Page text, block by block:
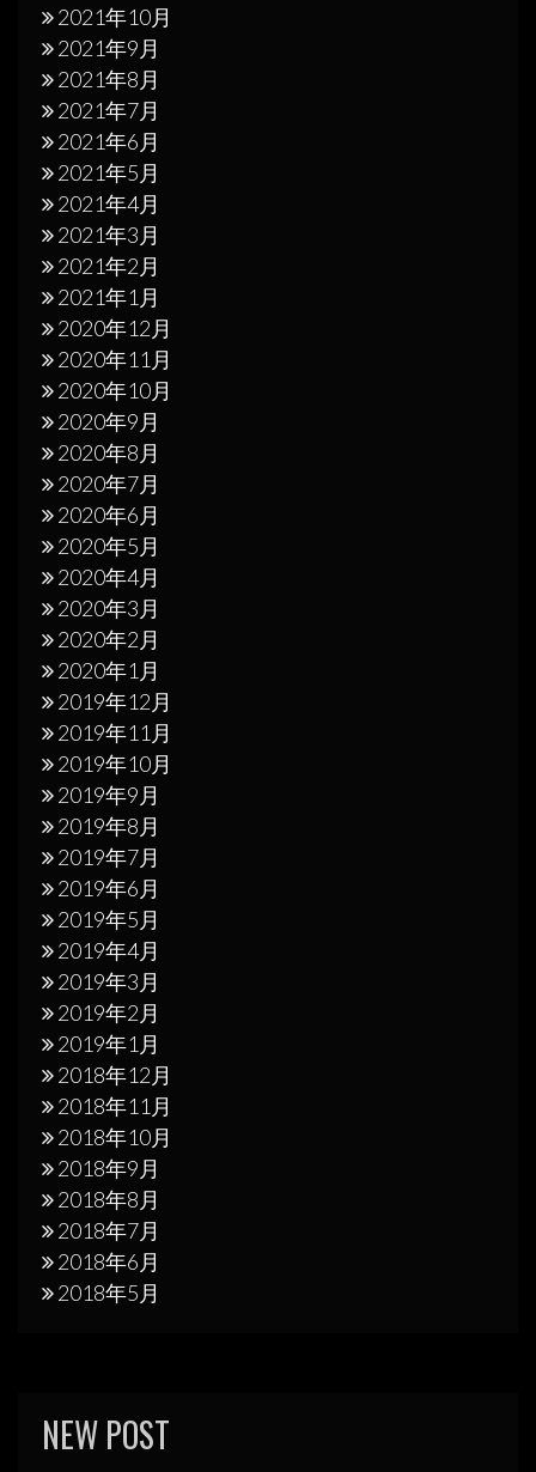
2021年10月
2021年9月
2021年8月
2021年7月
2021年6月
2021年5月
2021年4月
2021年3月
2021年2月
2021年1月
2020年12月
2020年11月
2020年10月
2020年9月
2020年8月
2020年7月
2020年6月
2020年5月
2020年4月
2020年3月
2020年2月
2020年1月
2019年12月
2019年11月
2019年10月
2019年9月
2019年8月
2019年7月
2019年6月
2019年5月
2019年4月
2019年3月
2019年2月
2019年1月
2018年12月
2018年11月
2018年10月
2018年9月
2018年8月
2018年7月
2018年6月
2018年5月
NEW POST